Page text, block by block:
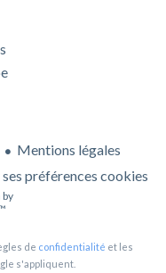
Mentions légales
préférences cookies
by
de confidentialité et les
s'appliquent.